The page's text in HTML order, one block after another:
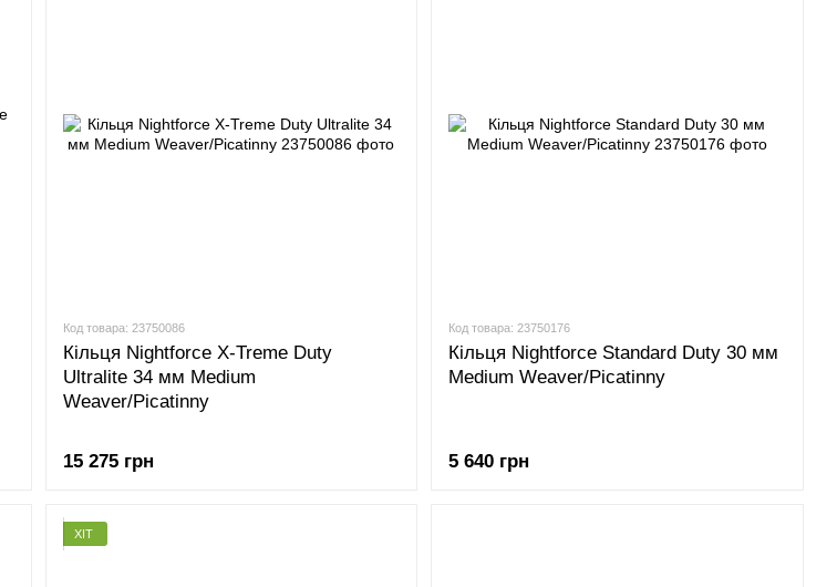
Код товара: 23750086
Кільця Nightforce X-Treme Duty
Ultralite 34 мм Medium
Weaver/Picatinny
15 275 грн
Код товара: 23750176
Кільця Nightforce Standard Duty 30 мм
Medium Weaver/Picatinny
5 640 грн
ХІТ